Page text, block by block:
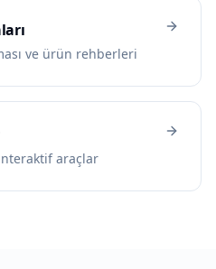
ve ürün rehberleri
araçlar